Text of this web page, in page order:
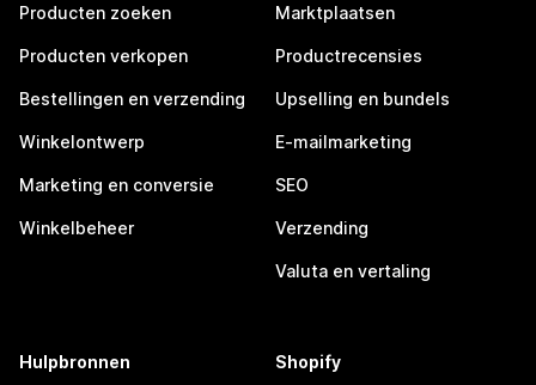
Producten zoeken
Producten verkopen
Bestellingen en verzending
Winkelontwerp
Marketing en conversie
Winkelbeheer
Marktplaatsen
Productrecensies
Upselling en bundels
E-mailmarketing
SEO
Verzending
Valuta en vertaling
Hulpbronnen Shopify